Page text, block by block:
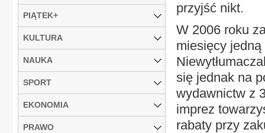
przyjść nikt.
W 2006 roku
miesięcy jedną
się jednak na
wydawnictw z
imprez
rabaty przy
PIĄTEK+
KULTURA
NAUKA
SPORT
EKONOMIA
PRAWO